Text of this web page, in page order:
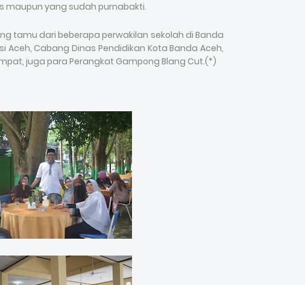
maupun yang sudah purnabakti.
tamu dari beberapa perwakilan sekolah di Banda
Aceh, Cabang Dinas Pendidikan Kota Banda Aceh,
juga para Perangkat Gampong Blang Cut.(*)